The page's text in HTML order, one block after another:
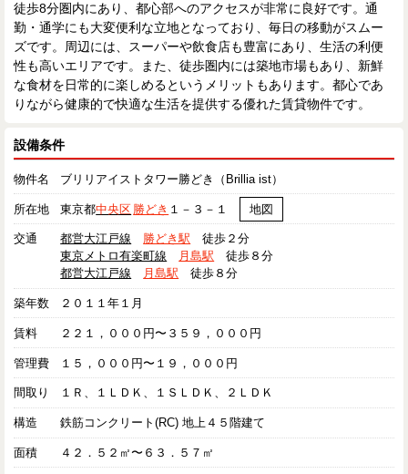
徒歩8分圏内にあり、都心部へのアクセスが非常に良好です。通
勤・通学にも大変便利な立地となっており、毎日の移動がスムー
ズです。周辺には、スーパーや飲食店も豊富にあり、生活の利便
性も高いエリアです。また、徒歩圏内には築地市場もあり、新鮮
な食材を日常的に楽しめるというメリットもあります。都心であ
りながら健康的で快適な生活を提供する優れた賃貸物件です。
設備条件
物件名 ブリリアイストタワー勝どき（Brillia ist）
所在地 東京都中央区 勝どき １－３－１ 地図
交通 都営大江戸線 勝どき駅 徒歩２分
東京メトロ有楽町線
月島駅 徒歩８分
都営大江戸線
月島駅 徒歩８分
築年数 ２０１１年１月
賃料 ２２１，０００円〜３５９，０００円
管理費 １５，０００円〜１９，０００円
間取り １Ｒ、１ＬＤＫ、１ＳＬＤＫ、２ＬＤＫ
構造 鉄筋コンクリート(RC) 地上４５階建て
面積 ４２．５２㎡〜６３．５７㎡